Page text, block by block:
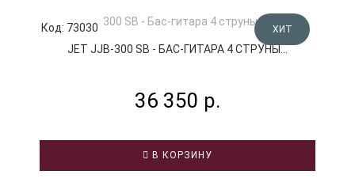
Код: 73030 ХИТ
JET JJB-300 SB - БАС-ГИТАРА 4 СТРУНЫ...
36 350 р.
В КОРЗИНУ